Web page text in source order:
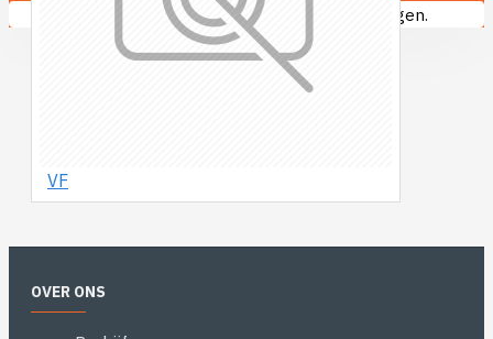
U heeft nog geen producten in uw winkelwagen.
VF
OVER ONS